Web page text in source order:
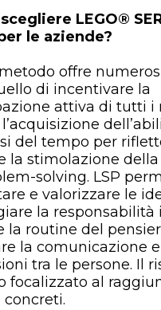
LEGO®
le aziende?
offre
di incentivare la
attiva di tutti i
del tempo per
la stimolazione
solving. LSP
e valorizzare le
la responsabilità
la routine del
la comunicazione
tra le persone. Il
focalizzato al